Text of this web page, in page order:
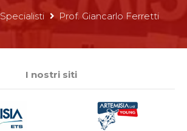
Specialisti Prof. Giancarlo Ferretti
I nostri siti